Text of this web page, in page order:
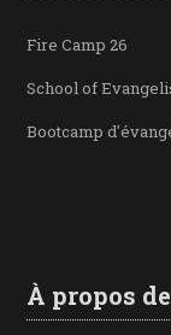
Fire Camp 26
School of
Bootcamp
À propos